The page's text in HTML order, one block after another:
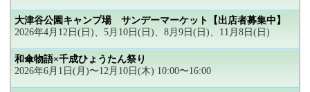
大津谷公園キャンプ場 サンデーマーケット【出店者募集中】
2026年4月12日(日)、5月10日(日)、8月9日(日)、11月8日(日)
和傘物語×千成ひょうたん祭り
2026年6月1日(月)〜12月10日(木) 10:00〜16:00